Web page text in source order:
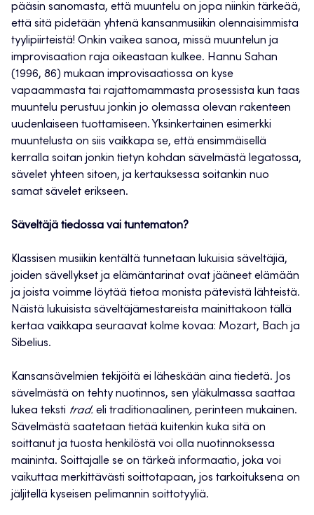
pääsin sanomasta, että muuntelu on jopa niinkin tärkeää,
että sitä pidetään yhtenä kansanmusiikin olennaisimmista
tyylipiirteistä! Onkin vaikea sanoa, missä muuntelun ja
improvisaation raja oikeastaan kulkee. Hannu Sahan
(1996, 86) mukaan improvisaatiossa on kyse
vapaammasta tai rajattomammasta prosessista kun taas
muuntelu perustuu jonkin jo olemassa olevan rakenteen
uudenlaiseen tuottamiseen. Yksinkertainen esimerkki
muuntelusta on siis vaikkapa se, että ensimmäisellä
kerralla soitan jonkin tietyn kohdan sävelmästä legatossa,
sävelet yhteen sitoen, ja kertauksessa soitankin nuo
samat sävelet erikseen.
Säveltäjä tiedossa vai tuntematon?
Klassisen musiikin kentältä tunnetaan lukuisia säveltäjiä,
joiden sävellykset ja elämäntarinat ovat jääneet elämään
ja joista voimme löytää tietoa monista pätevistä lähteistä.
Näistä lukuisista säveltäjämestareista mainittakoon tällä
kertaa vaikkapa seuraavat kolme kovaa: Mozart, Bach ja
Sibelius.
Kansansävelmien tekijöitä ei läheskään aina tiedetä. Jos
sävelmästä on tehty nuotinnos, sen yläkulmassa saattaa
lukea teksti trad. eli traditionaalinen, perinteen mukainen.
Sävelmästä saatetaan tietää kuitenkin kuka sitä on
soittanut ja tuosta henkilöstä voi olla nuotinnoksessa
maininta. Soittajalle se on tärkeä informaatio, joka voi
vaikuttaa merkittävästi soittotapaan, jos tarkoituksena on
jäljitellä kyseisen pelimannin soittotyyliä.